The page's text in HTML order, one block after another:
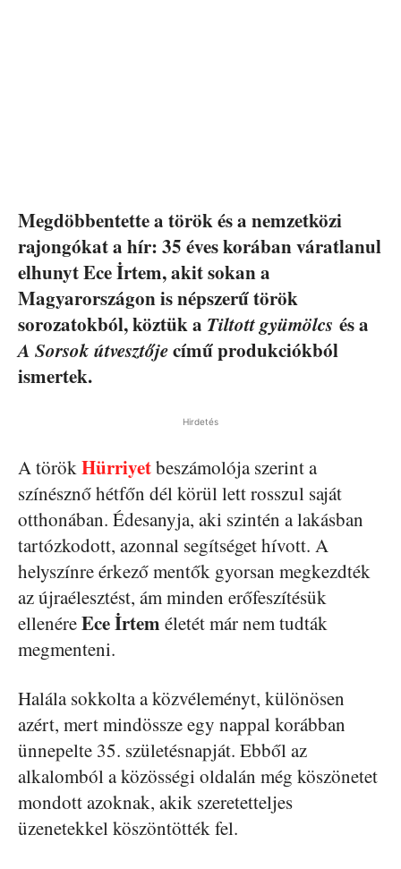
Megdöbbentette a török és a nemzetközi
rajongókat a hír: 35 éves korában váratlanul
elhunyt Ece İrtem, akit sokan a
Magyarországon is népszerű török
sorozatokból, köztük a Tiltott gyümölcs és a
A Sorsok útvesztőjecímű produkciókból
ismertek.
Hirdetés
A törökHürriyetbeszámolója szerint a
színésznő hétfőn dél körül lett rosszul saját
otthonában. Édesanyja, aki szintén a lakásban
tartózkodott, azonnal segítséget hívott. A
helyszínre érkező mentők gyorsan megkezdték
az újraélesztést, ám minden erőfeszítésük
ellenéreEce İrtem életét már nem tudták
megmenteni.
Halála sokkolta a közvéleményt, különösen
azért, mert mindössze egy nappal korábban
ünnepelte 35. születésnapját. Ebből az
alkalomból a közösségi oldalán még köszönetet
mondott azoknak, akik szeretetteljes
üzenetekkel köszöntötték fel.